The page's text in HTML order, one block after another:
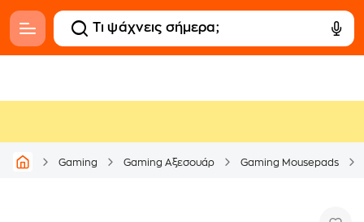
Gaming Gaming Αξεσουάρ Gaming Mousepads